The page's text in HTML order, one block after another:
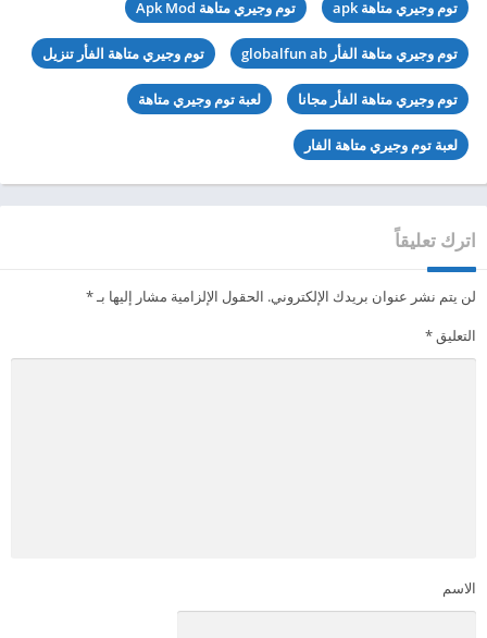
توم وجيري متاهة apk توم وجيري متاهة Apk Mod
توم وجيري متاهة الفأر globalfun ab توم وجيري متاهة الفأر تنزيل
توم وجيري متاهة الفأر مجانا لعبة توم وجيري متاهة
لعبة توم وجيري متاهة الفار
اترك تعليقاً
لن يتم نشر عنوان بريدك الإلكتروني. الحقول الإلزامية مشار إليها بـ*
التعليق*
الاسم